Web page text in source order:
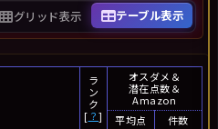
グリッド表示 テーブル表示
ラ
ン
ク
[ ？]
オスダメ＆
潜在点数＆
Amazon
平均点
件数